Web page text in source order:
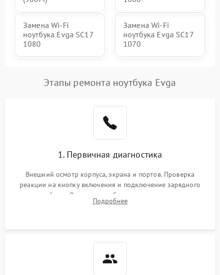
Замена Wi-Fi
ноутбука Evga SC17
1080
Замена Wi-Fi
ноутбука Evga SC17
1070
Этапы ремонта ноутбука Evga
1. Первичная диагностика
Внешний осмотр корпуса, экрана и портов. Проверка
реакции на кнопку включения и подключение зарядного
устройства. Оценка потребления тока с помощью
лабораторного блока питания для локализации проблемы.
Подробнее